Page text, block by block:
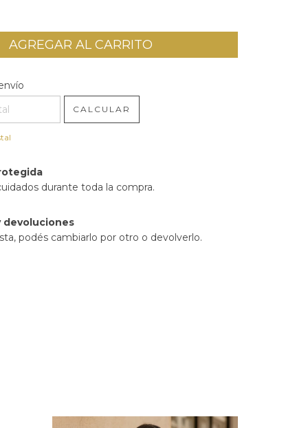
CP:
CALCULAR
durante toda la compra.
devoluciones
podés cambiarlo por otro o devolverlo.